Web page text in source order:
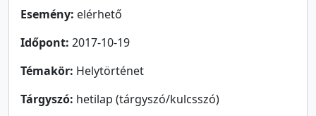
Esemény: elérhető
Időpont: 2017-10-19
Témakör: Helytörténet
Tárgyszó: hetilap (tárgyszó/kulcsszó)